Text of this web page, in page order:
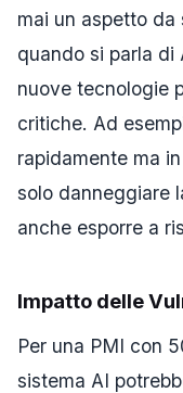
mai un aspetto
quando si parla di
nuove tecnologie
critiche. Ad
rapidamente ma
solo danneggiare
anche esporre a
Impatto delle
Per una PMI con
sistema AI